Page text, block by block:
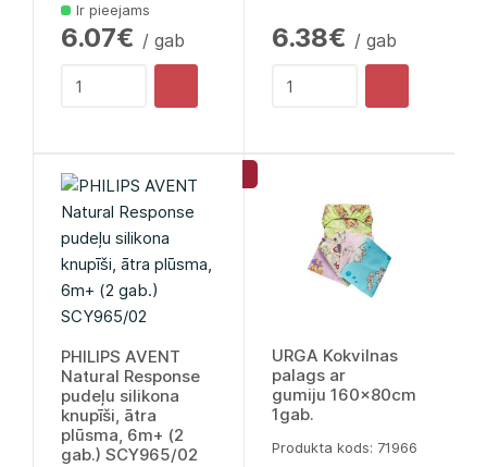
Ir pieejams
6.07€ / gab 6.38€ / gab
PHILIPS AVENT
Natural Response
pudeļu silikona
knupīši, ātra
plūsma, 6m+ (2
gab.) SCY965/02
URGA Kokvilnas
palags ar
gumiju 160x80cm
1gab.
Produkta kods: 71966